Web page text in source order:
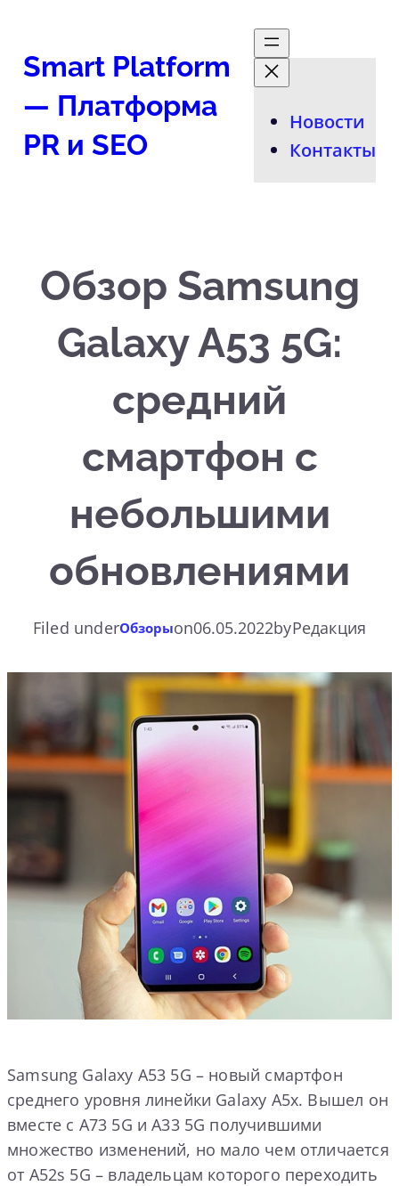
содержимому
Smart Platform
— Платформа
PR и SEO
Новости
Контакты
Обзор Samsung
Galaxy A53 5G:
средний
смартфон с
небольшими
обновлениями
Filed underОбзорыon06.05.2022byРедакция
Samsung Galaxy A53 5G – новый смартфон
среднего уровня линейки Galaxy A5x. Вышел он
вместе с A73 5G и A33 5G получившими
множество изменений, но мало чем отличается
от A52s 5G – владельцам которого переходить